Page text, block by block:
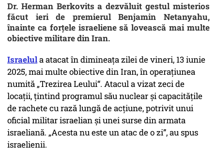
Dr. Herman Berkovits a dezvăluit gestul misterios
făcut ieri de premierul Benjamin Netanyahu,
înainte ca forțele israeliene să lovească mai multe
obiective militare din Iran.
Israelula atacat în dimineața zilei de vineri, 13 iunie
2025, mai multe obiective din Iran, în operațiunea
numită „Trezirea Leului“. Atacul a vizat zeci de
locații, țintind programul său nuclear și capacitățile
de rachete cu rază lungă de acțiune, potrivit unui
oficial militar israelian și unei surse din armata
israeliană. „Acesta nu este un atac de o zi”, au spus
israelienii.